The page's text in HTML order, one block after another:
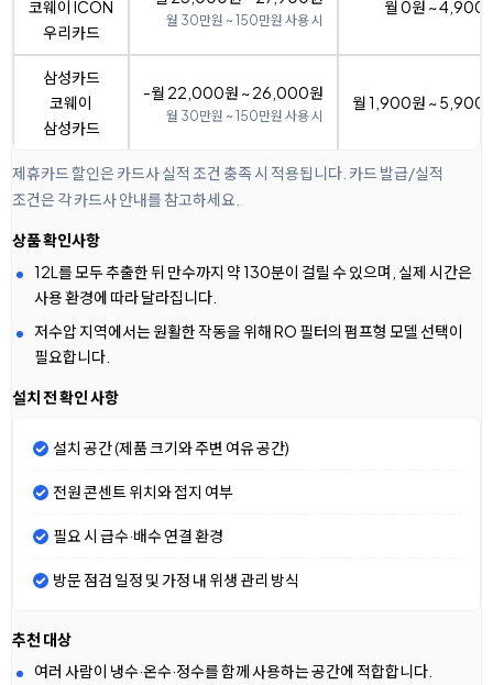
코웨이 ICON
우리카드
월 30만원 ~ 150만원 사용 시
월 0원 ~ 4,900
삼성카드
코웨이
삼성카드
-월 22,000원 ~ 26,000원
월 30만원 ~ 150만원 사용 시
월 1,900원 ~ 5,900
제휴카드 할인은 카드사 실적 조건 충족 시 적용됩니다. 카드 발급/실적
조건은 각 카드사 안내를 참고하세요.
상품 확인사항
12L를 모두 추출한 뒤 만수까지 약 130분이 걸릴 수 있으며, 실제 시간은
사용 환경에 따라 달라집니다.
저수압 지역에서는 원활한 작동을 위해 RO 필터의 펌프형 모델 선택이
필요합니다.
설치 전 확인 사항
설치 공간 (제품 크기와 주변 여유 공간)
전원 콘센트 위치와 접지 여부
필요 시 급수·배수 연결 환경
방문 점검 일정 및 가정 내 위생 관리 방식
추천 대상
여러 사람이 냉수·온수·정수를 함께 사용하는 공간에 적합합니다.